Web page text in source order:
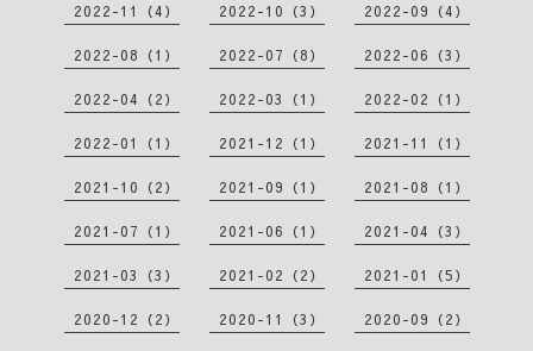
2022-11（4） 2022-10（3） 2022-09（4）
2022-08（1） 2022-07（8） 2022-06（3）
2022-04（2） 2022-03（1） 2022-02（1）
2022-01（1） 2021-12（1） 2021-11（1）
2021-10（2） 2021-09（1） 2021-08（1）
2021-07（1） 2021-06（1） 2021-04（3）
2021-03（3） 2021-02（2） 2021-01（5）
2020-12（2） 2020-11（3） 2020-09（2）